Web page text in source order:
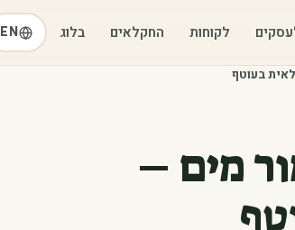
לקוחות החקלאים בלוג EN
בעוטף
מים –